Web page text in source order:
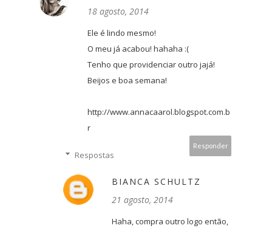
18 agosto, 2014
Ele é lindo mesmo!
O meu já acabou! hahaha :(
Tenho que providenciar outro jajá!
Beijos e boa semana!
http://www.annacaarol.blogspot.com.b
r
Responder
Respostas
BIANCA SCHULTZ
21 agosto, 2014
Haha, compra outro logo então,